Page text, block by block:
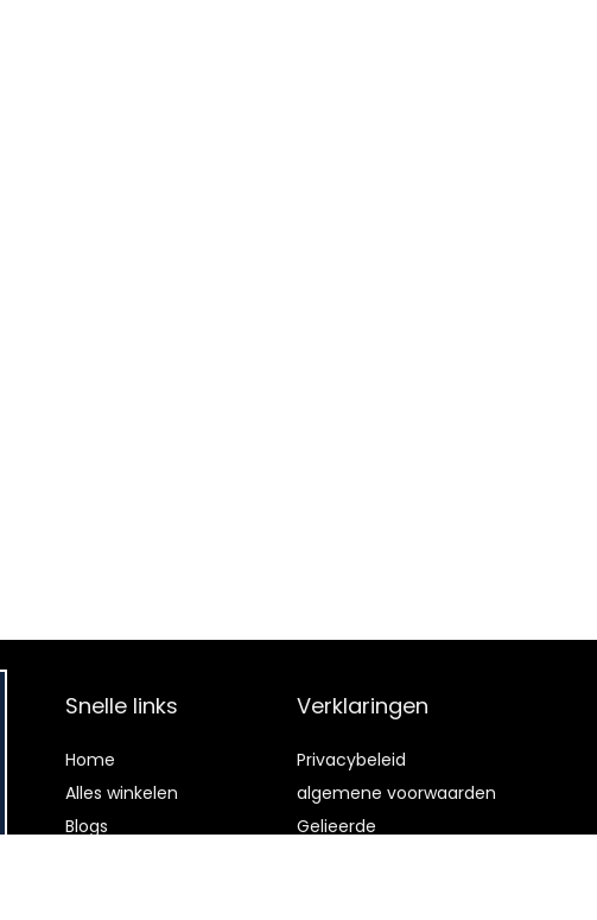
Snelle links
Home
Alles winkelen
Blogs
Verklaringen
Privacybeleid
algemene voorwaarden
Gelieerde